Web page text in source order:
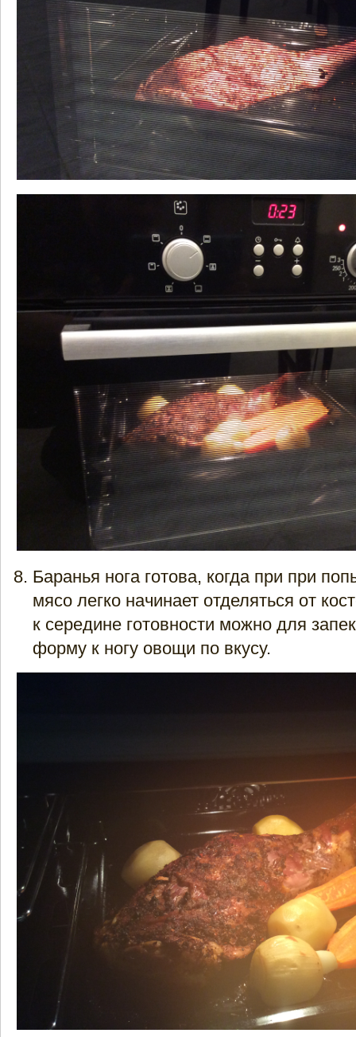
Баранья нога готова, когда при при
мясо легко начинает отделяться от
к середине готовности можно для
форму к ногу овощи по вкусу.